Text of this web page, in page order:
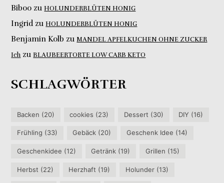
Biboo zuHOLUNDERBLÜTEN HONIG
IngridzuHOLUNDERBLÜTEN HONIG
Benjamin Kolb zuMANDEL APFELKUCHEN OHNE ZUCKER
Ich zuBLAUBEERTORTE LOW CARB KETO
SCHLAGWÖRTER
Backen (20) cookies (23) Dessert (30) DIY (16)
Frühling (33) Gebäck (20) Geschenk Idee (14)
Geschenkidee (12) Getränk (19) Grillen (15)
Herbst (22) Herzhaft (19) Holunder(13)